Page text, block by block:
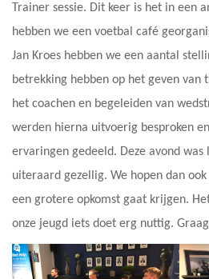
Trainer sessie. Dit keer is het in een
hebben we een voetbal café
Jan Kroes hebben we een aantal
betrekking hebben op het geven van
het coachen en begeleiden van
werden hierna uitvoerig besproken
ervaringen gedeeld. Deze avond
uiteraard gezellig. We hopen dan
een grotere opkomst gaat krijgen.
onze jeugd iets doet erg nuttig.